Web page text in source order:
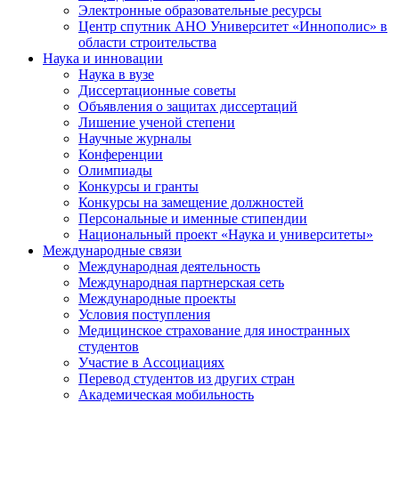
Электронные образовательные ресурсы
Центр спутник АНО Университет «Иннополис» в
области строительства
Наука и инновации
Наука в вузе
Диссертационные советы
Объявления о защитах диссертаций
Лишение ученой степени
Научные журналы
Конференции
Олимпиады
Конкурсы и гранты
Конкурсы на замещение должностей
Персональные и именные стипендии
Национальный проект «Наука и университеты»
Международные связи
Международная деятельность
Международная партнерская сеть
Международные проекты
Условия поступления
Медицинское страхование для иностранных
студентов
Участие в Ассоциациях
Перевод студентов из других стран
Академическая мобильность